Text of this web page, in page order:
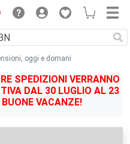
oggi e domani
SPEDIZIONI VERRANNO
DAL 30 LUGLIO AL 23
VACANZE!